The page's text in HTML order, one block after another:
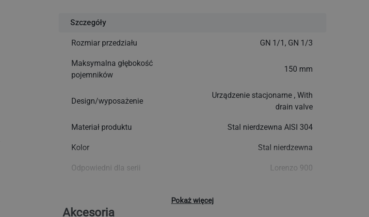
Szczegóły
Rozmiar przedziału GN 1/1, GN 1/3
Maksymalna głębokość
pojemników
150 mm
Design/wyposażenie
Urządzenie stacjonarne , With
drain valve
Materiał produktu Stal nierdzewna AISI 304
Kolor Stal nierdzewna
Odpowiedni dla serii Lorenzo 900
Pokaż więcej
Akcesoria